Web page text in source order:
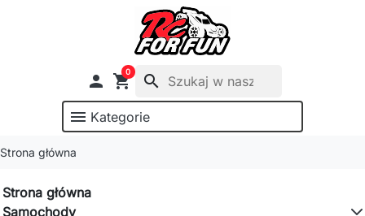
 shopping_cart
0
search
menu Kategorie
Strona główna
Strona główna
Samochody